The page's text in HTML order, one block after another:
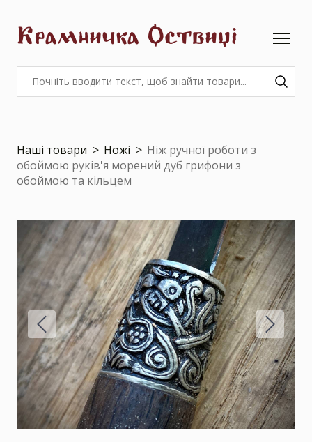
Крамничка Оствиці
Наші товари Ножі
Ніж ручної роботи з
обоймою руків'я морений дуб грифони з
обоймою та кільцем